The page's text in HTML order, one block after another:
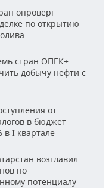
опроверг
по открытию
стран ОПЕК+
добычу нефти с
от
в бюджет
в I квартале
возглавил
по
потенциалу